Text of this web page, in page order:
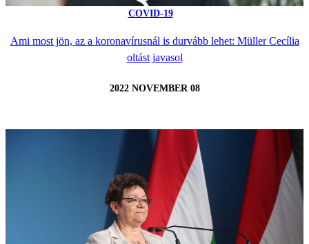
COVID-19
Ami most jön, az a koronavírusnál is durvább lehet: Müller Cecília
oltást javasol
2022 NOVEMBER 08